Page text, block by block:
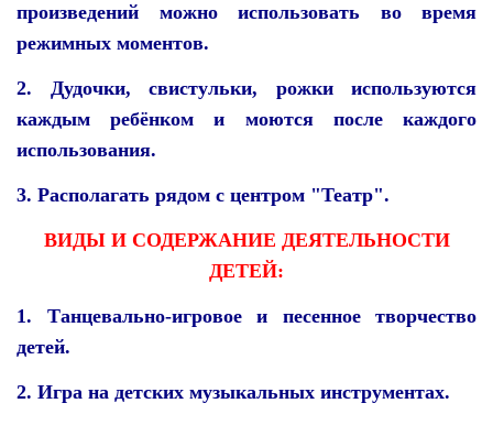
произведений можно использовать во время
режимных моментов.
2. Дудочки, свистульки, рожки используются
каждым ребёнком и моются после каждого
использования.
3. Располагать рядом с центром "Театр".
ВИДЫ И СОДЕРЖАНИЕ ДЕЯТЕЛЬНОСТИ
ДЕТЕЙ:
1. Танцевально-игровое и песенное творчество
детей.
2. Игра на детских музыкальных инструментах.